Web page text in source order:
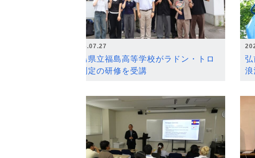
2026.07.27
福島県立福島高等学校がラドン・トロ
ン測定の研修を受講
浪